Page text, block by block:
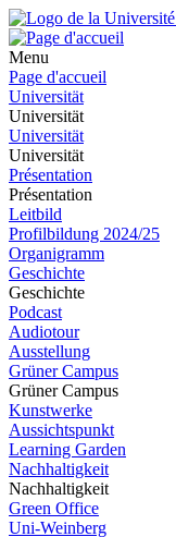
Menu
Page d'accueil
Universität
Universität
Universität
Universität
Présentation
Présentation
Leitbild
Profilbildung 2024/25
Organigramm
Geschichte
Geschichte
Podcast
Audiotour
Ausstellung
Grüner Campus
Grüner Campus
Kunstwerke
Aussichtspunkt
Learning Garden
Nachhaltigkeit
Nachhaltigkeit
Green Office
Uni-Weinberg